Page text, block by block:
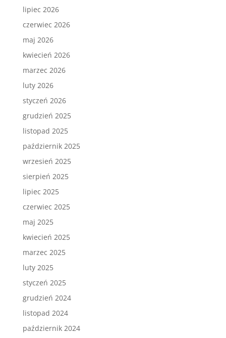
lipiec 2026
czerwiec 2026
maj 2026
kwiecień 2026
marzec 2026
luty 2026
styczeń 2026
grudzień 2025
listopad 2025
październik 2025
wrzesień 2025
sierpień 2025
lipiec 2025
czerwiec 2025
maj 2025
kwiecień 2025
marzec 2025
luty 2025
styczeń 2025
grudzień 2024
listopad 2024
październik 2024